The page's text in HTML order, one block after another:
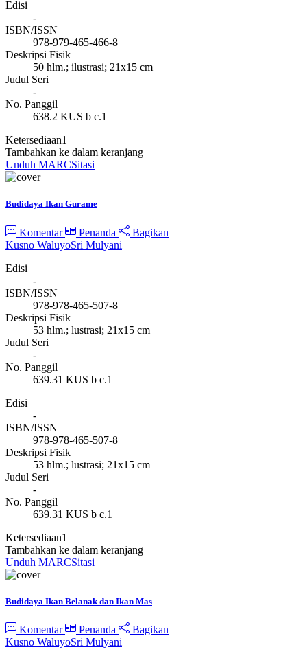
Edisi
-
ISBN/ISSN
978-979-465-466-8
Deskripsi Fisik
50 hlm.; ilustrasi; 21x15 cm
Judul Seri
-
No. Panggil
638.2 KUS b c.1
Ketersediaan1
Tambahkan ke dalam keranjang
Unduh MARCSitasi
Budidaya Ikan Gurame
Komentar Penanda
Bagikan
Kusno WaluyoSri Mulyani
Edisi
-
ISBN/ISSN
978-978-465-507-8
Deskripsi Fisik
53 hlm.; lustrasi; 21x15 cm
Judul Seri
-
No. Panggil
639.31 KUS b c.1
Edisi
-
ISBN/ISSN
978-978-465-507-8
Deskripsi Fisik
53 hlm.; lustrasi; 21x15 cm
Judul Seri
-
No. Panggil
639.31 KUS b c.1
Ketersediaan1
Tambahkan ke dalam keranjang
Unduh MARCSitasi
Budidaya Ikan Belanak dan Ikan Mas
Komentar Penanda
Bagikan
Kusno WaluyoSri Mulyani